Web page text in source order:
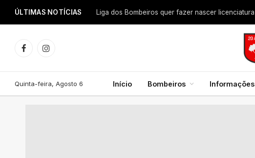
ÚLTIMAS NOTÍCIAS
FacebookInstagram
Quinta-feira, Agosto 6 Início Bombeiros Informações